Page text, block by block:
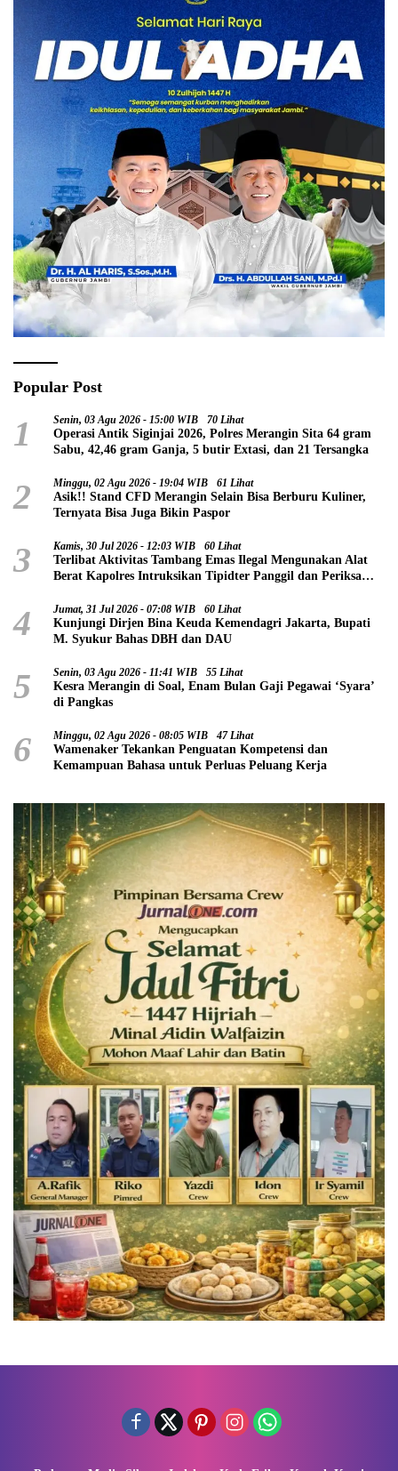
Popular Post
1 Senin, 03 Agu 2026 - 15:00 WIB 70 Lihat
Operasi Antik Siginjai 2026, Polres Merangin Sita 64 gram
Sabu, 42,46 gram Ganja, 5 butir Extasi, dan 21 Tersangka
2 Minggu, 02 Agu 2026 - 19:04 WIB 61 Lihat
Asik!! Stand CFD Merangin Selain Bisa Berburu Kuliner,
Ternyata Bisa Juga Bikin Paspor
3 Kamis, 30 Jul 2026 - 12:03 WIB 60 Lihat
Terlibat Aktivitas Tambang Emas Ilegal Mengunakan Alat
Berat Kapolres Intruksikan Tipidter Panggil dan Periksa
4 Jumat, 31 Jul 2026 - 07:08 WIB 60 Lihat
Kunjungi Dirjen Bina Keuda Kemendagri Jakarta, Bupati
M. Syukur Bahas DBH dan DAU
5 Senin, 03 Agu 2026 - 11:41 WIB 55 Lihat
Kesra Merangin di Soal, Enam Bulan Gaji Pegawai ‘Syara’
di Pangkas
6 Minggu, 02 Agu 2026 - 08:05 WIB 47 Lihat
Wamenaker Tekankan Penguatan Kompetensi dan
Kemampuan Bahasa untuk Perluas Peluang Kerja